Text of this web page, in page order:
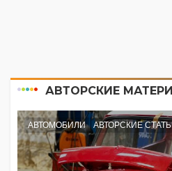
АВТОРСКИЕ
АВТОМОБИЛИ АВТОРСКИЕ